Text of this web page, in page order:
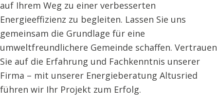
auf Ihrem Weg zu einer verbesserten
Energieeffizienz zu begleiten. Lassen Sie uns
gemeinsam die Grundlage für eine
umweltfreundlichere Gemeinde schaffen. Vertrauen
Sie auf die Erfahrung und Fachkenntnis unserer
Firma – mit unserer Energieberatung Altusried
führen wir Ihr Projekt zum Erfolg.